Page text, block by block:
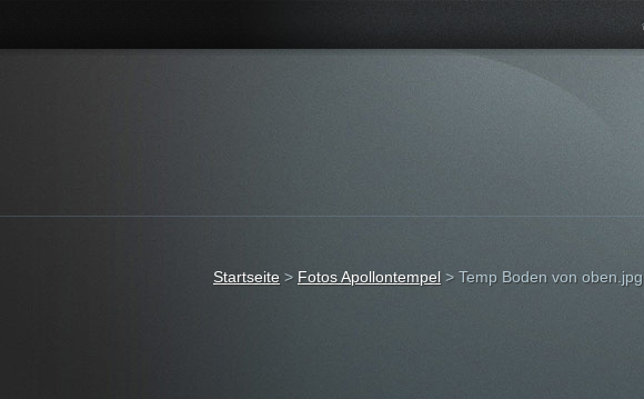
Startseite > Fotos Apollontempel > Temp Boden von oben.jpg